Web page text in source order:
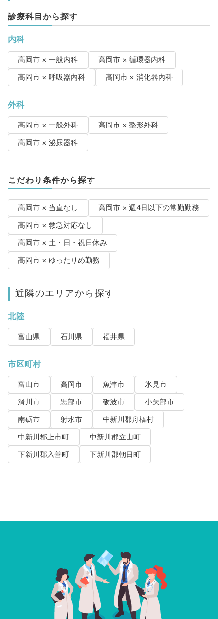
診療科目から探す
内科
高岡市 × 一般内科
高岡市 × 循環器内科
高岡市 × 呼吸器内科
高岡市 × 消化器内科
外科
高岡市 × 一般外科
高岡市 × 整形外科
高岡市 × 泌尿器科
こだわり条件から探す
高岡市 × 当直なし
高岡市 × 週4日以下の常勤勤務
高岡市 × 救急対応なし
高岡市 × 土・日・祝日休み
高岡市 × ゆったりめ勤務
近隣のエリアから探す
北陸
富山県 石川県 福井県
市区町村
富山市 高岡市 魚津市
氷見市
滑川市
黒部市 砺波市
小矢部市
南砺市
射水市
中新川郡舟橋村
中新川郡上市町
中新川郡立山町
下新川郡入善町
下新川郡朝日町